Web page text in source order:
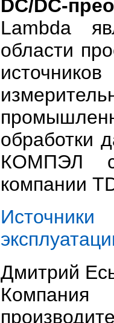
DC/DC-
Lambda
области
обработки
КОМПЭЛ
компании
Дмитрий